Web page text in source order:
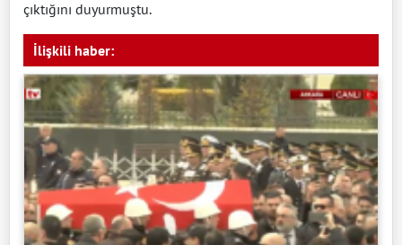
çıktığını duyurmuştu.
İlişkili haber: